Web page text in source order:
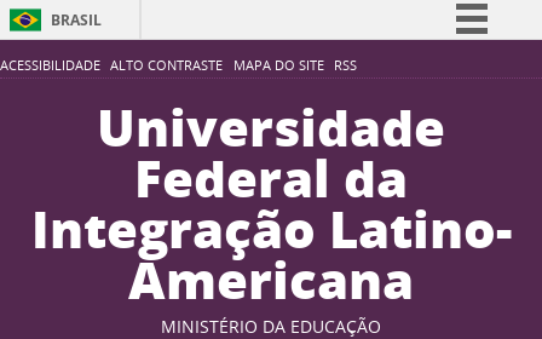
ACESSIBILIDADE ALTO CONTRASTE MAPA DO SITE RSS
BRASIL
Simplifique!
Participe
Acesso à informação
Legislação
Canais
Universidade
Federal da
Integração Latino-
Americana
MINISTÉRIO DA EDUCAÇÃO